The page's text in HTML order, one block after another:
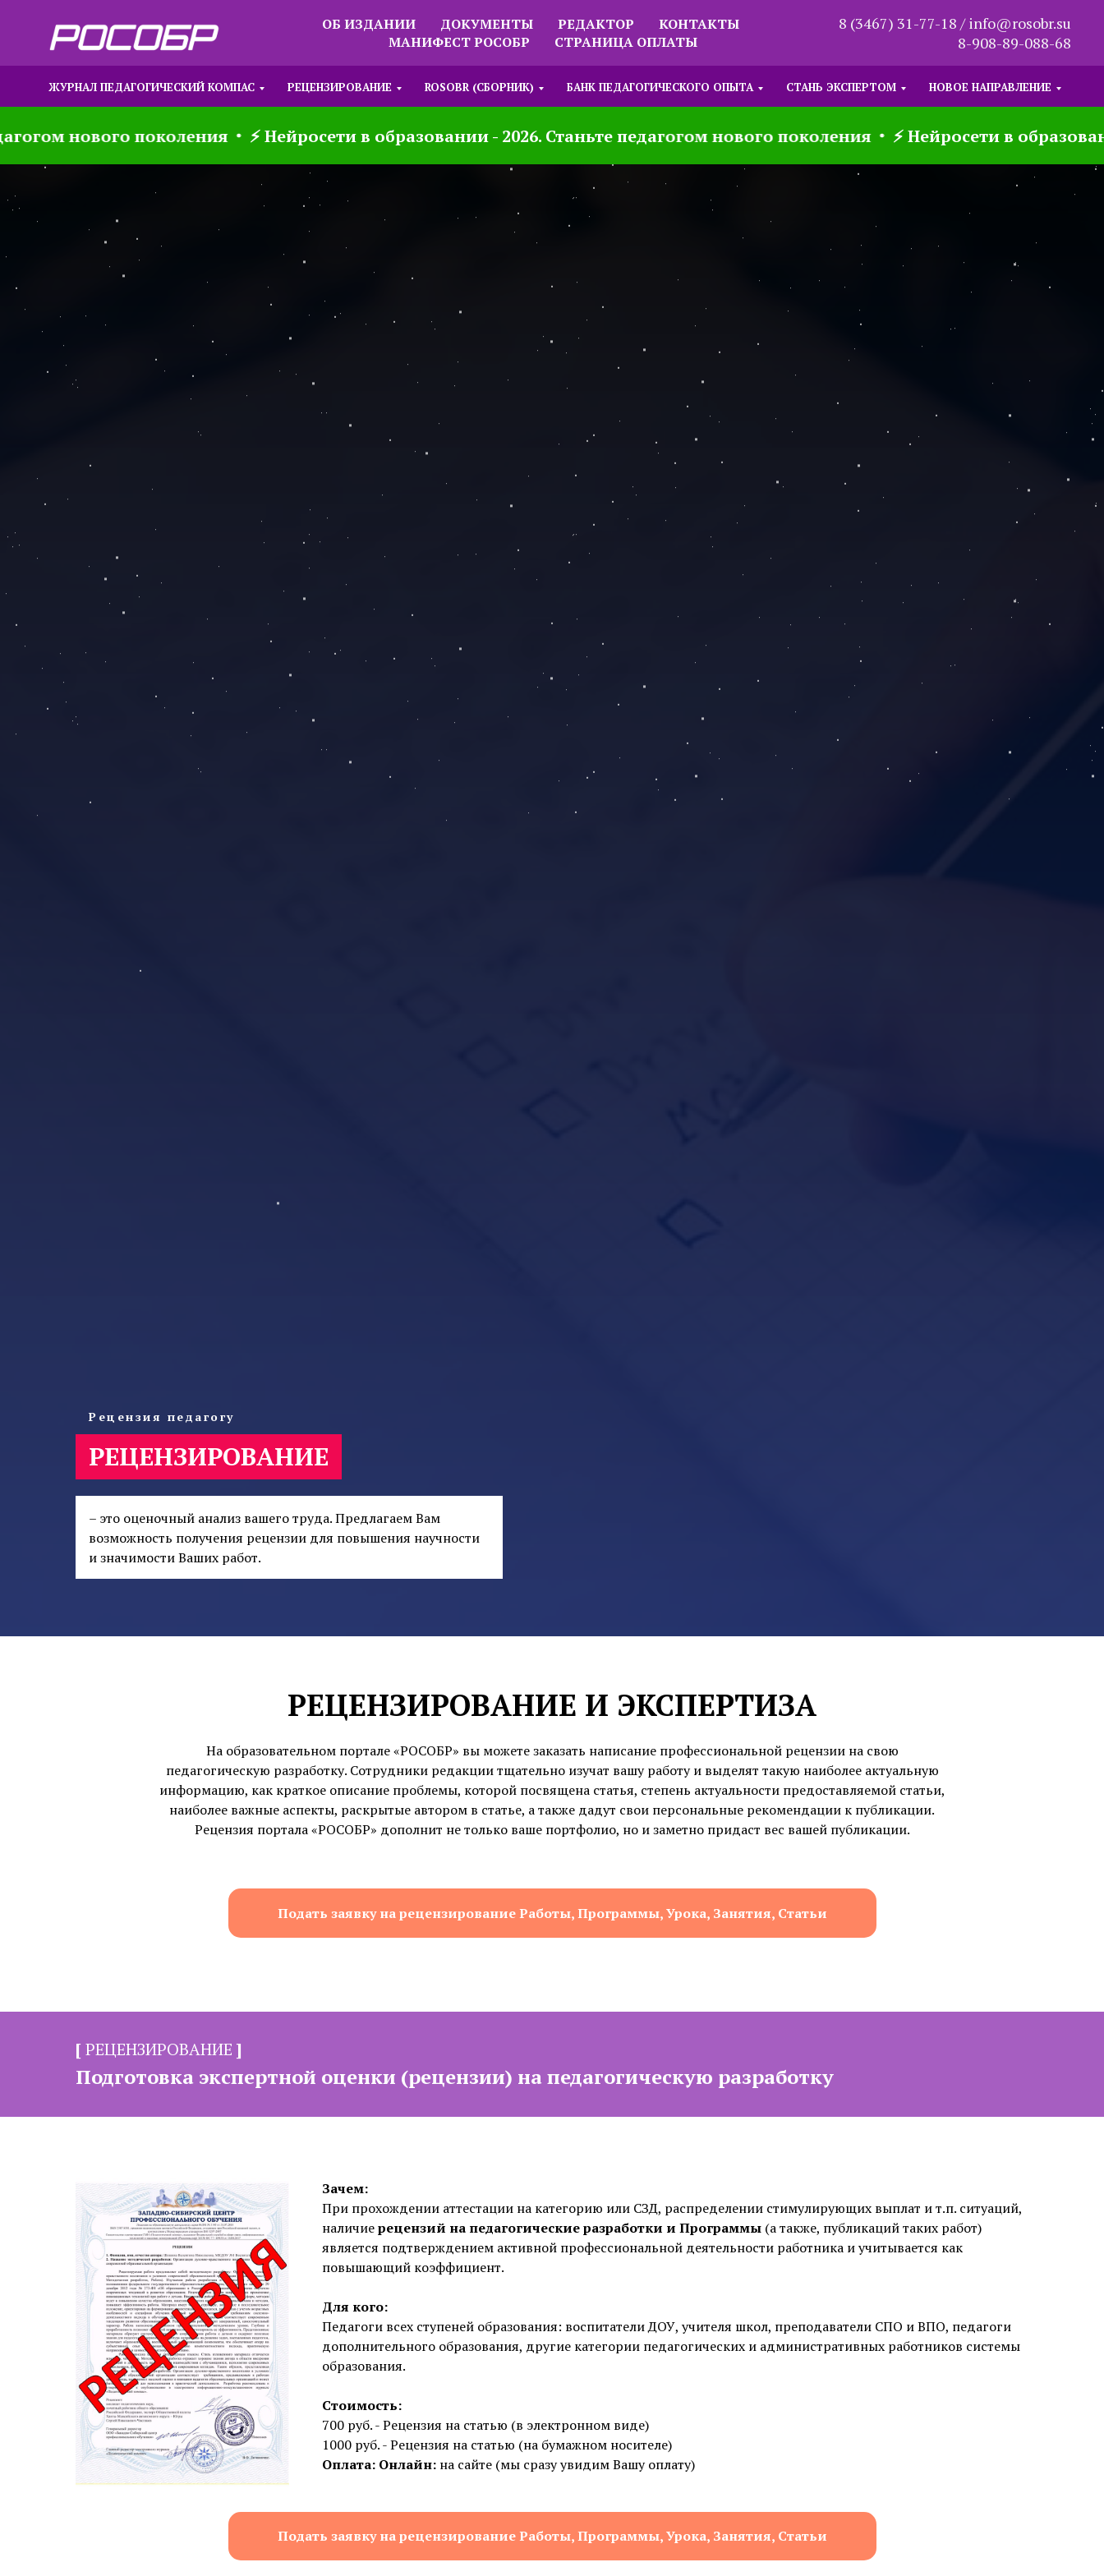
ОБ ИЗДАНИИ ДОКУМЕНТЫ РЕДАКТОР
КОНТАКТЫ
МАНИФЕСТ РОСОБР
СТРАНИЦА ОПЛАТЫ
8 (3467) 31-77-18 / info@rosobr.su
8-908-89-088-68
ЖУРНАЛ ПЕДАГОГИЧЕСКИЙ КОМПАС РЕЦЕНЗИРОВАНИЕ ROSOBR (СБОРНИК) БАНК ПЕДАГОГИЧЕСКОГО ОПЫТА СТАНЬ ЭКСПЕРТОМ НОВОЕ НАПРАВЛЕНИЕ
нового поколения ⚡ Нейросети в образовании - 2026. Станьте педагогом нового поколения ⚡ Нейросети в образовании
Рецензия педагогу
РЕЦЕНЗИРОВАНИЕ
– это оценочный анализ вашего труда. Предлагаем Вам
возможность получения рецензии для повышения научности
и значимости Ваших работ.
РЕЦЕНЗИРОВАНИЕ И ЭКСПЕРТИЗА
На образовательном портале «РОСОБР» вы можете заказать написание профессиональной рецензии на свою
педагогическую разработку. Сотрудники редакции тщательно изучат вашу работу и выделят такую наиболее актуальную
информацию, как краткое описание проблемы, которой посвящена статья, степень актуальности предоставляемой статьи,
наиболее важные аспекты, раскрытые автором в статье, а также дадут свои персональные рекомендации к публикации.
Рецензия портала «РОСОБР» дополнит не только ваше портфолио, но и заметно придаст вес вашей публикации.
Подать заявку на рецензирование Работы, Программы, Урока, Занятия, Статьи
[РЕЦЕНЗИРОВАНИЕ ]
Подготовка экспертной оценки (рецензии) на педагогическую разработку
Зачем:
При прохождении аттестации на категорию или СЗД, распределении стимулирующих выплат и т.п. ситуаций,
наличиерецензий на педагогические разработки и Программы (а также, публикаций таких работ)
является подтверждением активной профессиональной деятельности работника и учитывается как
повышающий коэффициент.
Для кого:
Педагоги всех ступеней образования: воспитатели ДОУ, учителя школ, преподаватели СПО и ВПО, педагоги
дополнительного образования, другие категории педагогических и административных работников системы
образования.
Стоимость:
700 руб. - Рецензия на статью (в электронном виде)
1000 руб. - Рецензия на статью (на бумажном носителе)
Оплата: Онлайн: на сайте (мы сразу увидим Вашу оплату)
Подать заявку на рецензирование Работы, Программы, Урока, Занятия, Статьи